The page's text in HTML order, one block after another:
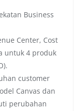
Business
Center, Cost
untuk 4 produk
customer
Canvas dan
perubahan